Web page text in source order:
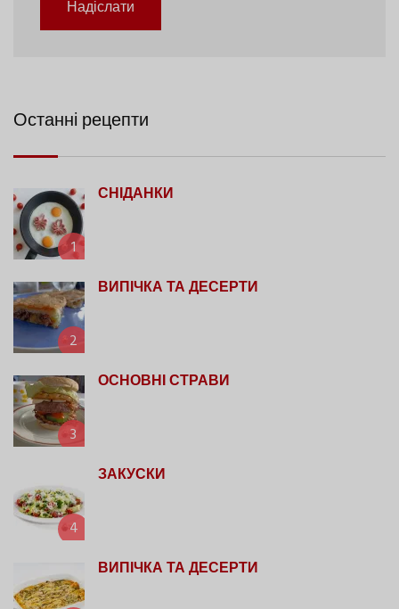
Надіслати
Останні рецепти
1
СНІДАНКИ
2
ВИПІЧКА ТА ДЕСЕРТИ
3
ОСНОВНІ СТРАВИ
4
ЗАКУСКИ
ВИПІЧКА ТА ДЕСЕРТИ